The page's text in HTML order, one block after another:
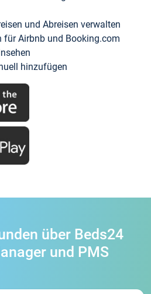
und Abreisen verwalten
für Airbnb und Booking.com
hinzufügen
über Beds24
und PMS